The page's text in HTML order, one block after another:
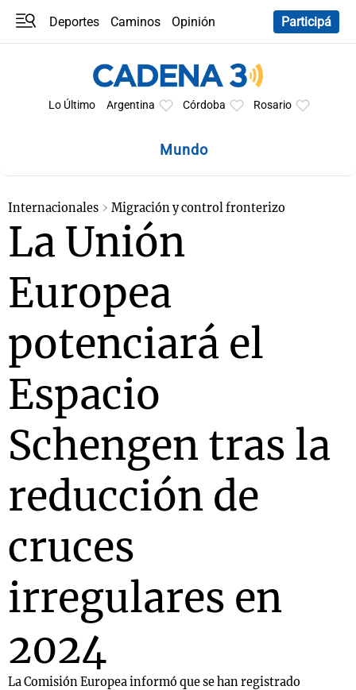
Deportes Caminos
Opinión
Participá
Lo Último Argentina Córdoba Rosario
Mundo
Internacionales Migración y control fronterizo
La Unión
Europea
potenciará el
Espacio
Schengen tras la
reducción de
cruces
irregulares en
2024
La Comisión Europea informó que se han registrado